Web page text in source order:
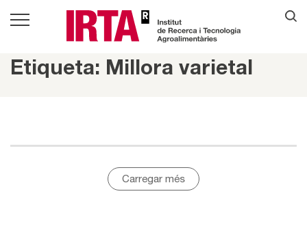
Etiqueta: Millora varietal
Carregar més